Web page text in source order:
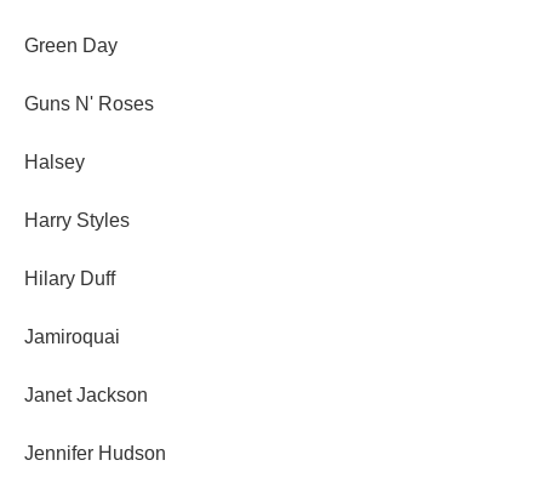
Green Day
Guns N' Roses
Halsey
Harry Styles
Hilary Duff
Jamiroquai
Janet Jackson
Jennifer Hudson